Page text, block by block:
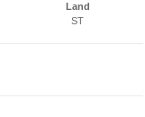
Land
ST